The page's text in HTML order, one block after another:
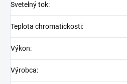
Svetelný tok:
Teplota chromatickosti:
Výkon:
Výrobca: